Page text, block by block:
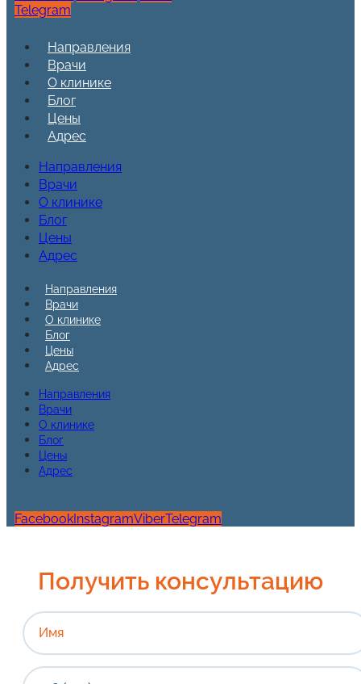
Telegram
Направления
Врачи
О клинике
Блог
Цены
Адрес
Направления
Врачи
О клинике
Блог
Цены
Адрес
Направления
Врачи
О клинике
Блог
Цены
Адрес
Направления
Врачи
О клинике
Блог
Цены
Адрес
FacebookInstagramViberTelegram
Получить консультацию